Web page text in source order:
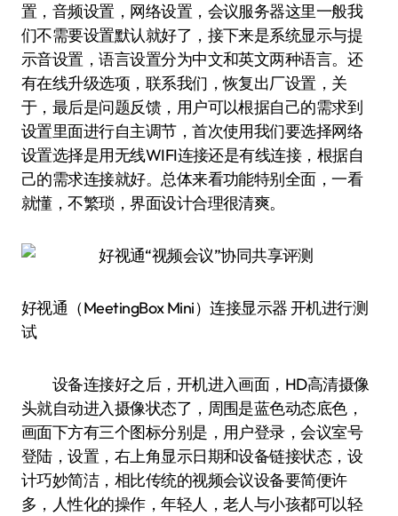
置，音频设置，网络设置，会议服务器这里一般我
们不需要设置默认就好了，接下来是系统显示与提
示音设置，语言设置分为中文和英文两种语言。还
有在线升级选项，联系我们，恢复出厂设置，关
于，最后是问题反馈，用户可以根据自己的需求到
设置里面进行自主调节，首次使用我们要选择网络
设置选择是用无线WIFI连接还是有线连接，根据自
己的需求连接就好。总体来看功能特别全面，一看
就懂，不繁琐，界面设计合理很清爽。
好视通（MeetingBox Mini）连接显示器 开机进行测
试
设备连接好之后，开机进入画面，HD高清摄像
头就自动进入摄像状态了，周围是蓝色动态底色，
画面下方有三个图标分别是，用户登录，会议室号
登陆，设置，右上角显示日期和设备链接状态，设
计巧妙简洁，相比传统的视频会议设备要简便许
多，人性化的操作，年轻人，老人与小孩都可以轻